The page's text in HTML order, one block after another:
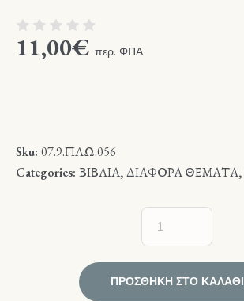
11,00€ περ. ΦΠΑ
Sku: 07.9.ΠΛΩ.056
Categories: ΒΙΒΛΙΑ,ΔΙΑΦΟΡΑ ΘΕΜΑΤΑ,
ΠΡΟΣΘΉΚΗ ΣΤΟ ΚΑΛΆΘΙ